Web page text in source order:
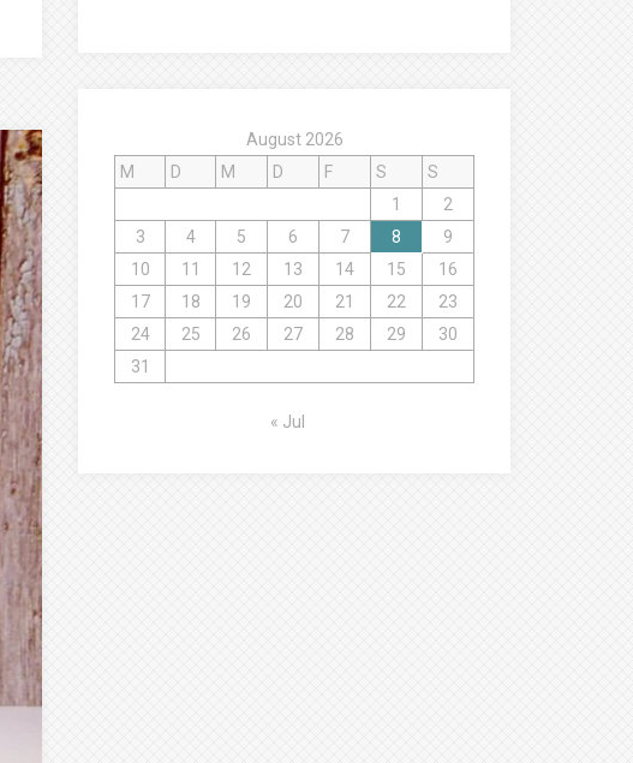
August 2026
M
D M D F S
S
1
2
3
4 5 6 7 8
9
10
11 12 13 14 15
16
17
18 19 20 21 22
23
24
25 26 27 28 29
30
31
« Jul